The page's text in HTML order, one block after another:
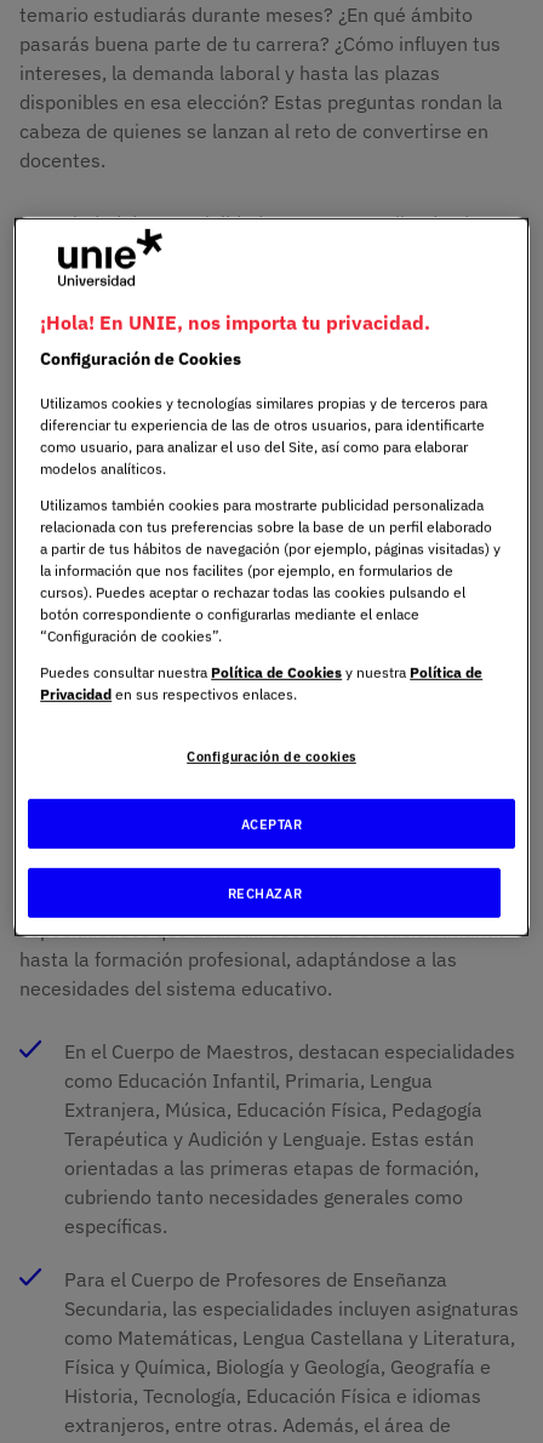
temario estudiarás durante meses? ¿En qué ámbito
pasarás buena parte de tu carrera? ¿Cómo influyen tus
intereses, la demanda laboral y hasta las plazas
disponibles en esa elección? Estas preguntas rondan la
cabeza de quienes se lanzan al reto de convertirse en
docentes.
La variedad de especialidades es muy amplia: desde
Matemáticas o Lengua y Literatura, que suelen acaparar
un gran volumen de plazas, hasta especialidades más
específicas y menos competidas como Pedagogía o
Formación y Orientación Laboral. Pero no se trata solo de
elegir las opciones más populares o las más fáciles;
detrás de cada decisión hay algunos factores que
también son importantes de considerar.
una atención específica, programas de UNIE Universidad
como elMáster Universitario en Necesidades
Educativas Especiales Onlinepueden ser un
complemento perfecto para tu preparación.
¿Cuáles son las
especialidades disponibles
en las oposiciones de
profesorado?
Las oposiciones docentes en España ofrecen
especialidades que abarcan desde la educación infantil
hasta la formación profesional, adaptándose a las
necesidades del sistema educativo.
En el Cuerpo de Maestros, destacan especialidades
como Educación Infantil, Primaria, Lengua
Extranjera, Música, Educación Física, Pedagogía
Terapéutica y Audición y Lenguaje. Estas están
orientadas a las primeras etapas de formación,
cubriendo tanto necesidades generales como
específicas.
Para el Cuerpo de Profesores de Enseñanza
Secundaria, las especialidades incluyen asignaturas
como Matemáticas, Lengua Castellana y Literatura,
Física y Química, Biología y Geología, Geografía e
Historia, Tecnología, Educación Física e idiomas
extranjeros, entre otras. Además, el área de
¡Hola! En UNIE, nos importa tu privacidad.
Configuración de Cookies
Utilizamos cookies y tecnologías similares propias y de terceros para
diferenciar tu experiencia de las de otros usuarios, para identificarte
como usuario, para analizar el uso del Site, así como para elaborar
modelos analíticos.
Utilizamos también cookies para mostrarte publicidad personalizada
relacionada con tus preferencias sobre la base de un perfil elaborado
a partir de tus hábitos de navegación (por ejemplo, páginas visitadas) y
la información que nos facilites (por ejemplo, en formularios de
cursos). Puedes aceptar o rechazar todas las cookies pulsando el
botón correspondiente o configurarlas mediante el enlace
“Configuración de cookies”.
Puedes consultar nuestra Política de Cookies y nuestra Política de
Privacidad en sus respectivos enlaces.
Configuración de cookies
RECHAZAR
ACEPTAR